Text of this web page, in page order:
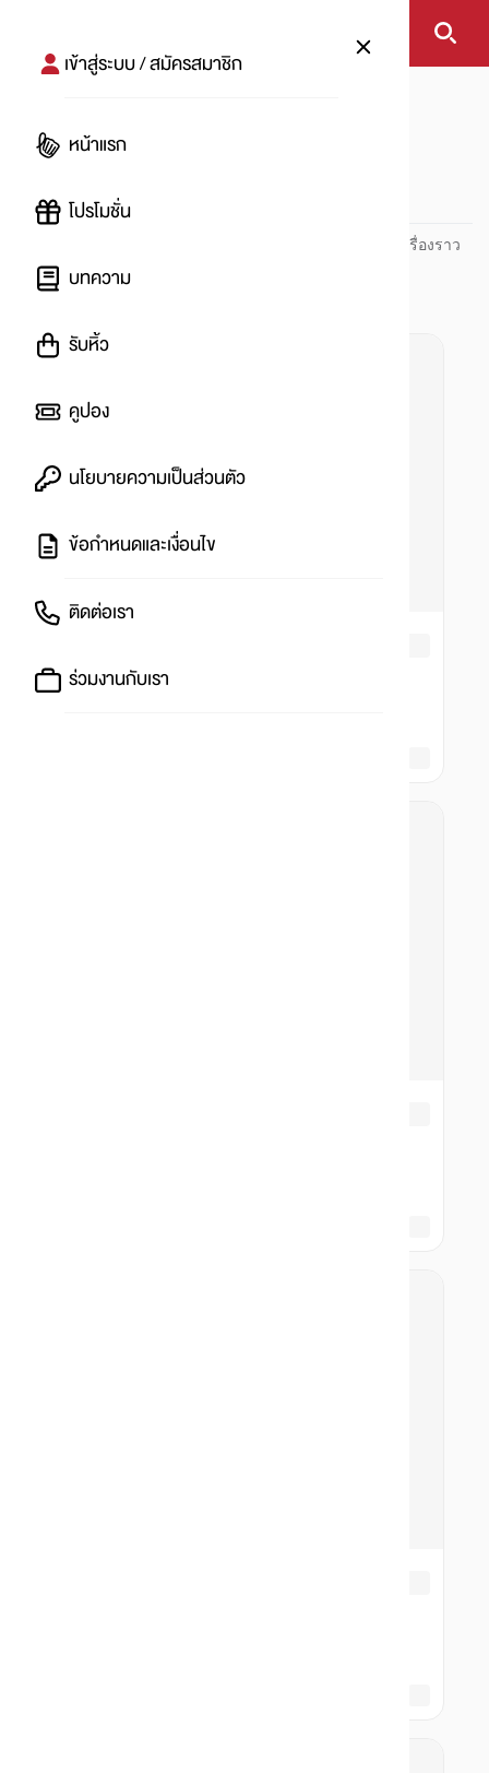
เข้าสู่ระบบ / สมัครสมาชิก
หน้าแรก
โปรโมชั่น
บทความ
รับหิ้ว
คูปอง
นโยบายความเป็นส่วนตัว
ข้อกำหนดและเงื่อนไข
ติดต่อเรา
ร่วมงานกับเรา
#
ปันโปร PUNPRO ที่ 1 ด้านโปรโมชัน อัปเดตและติดตามทุกเรื่องราว
โปรโมชัน